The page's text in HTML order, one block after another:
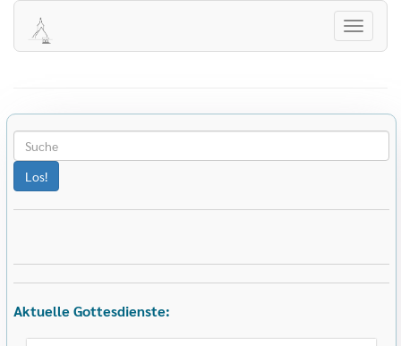
öffnen
Herzlich Willkommen auf der Homepage
der evangelischen Kirchengemeinde
Winterbach!
Aktuelle Gottesdienste: